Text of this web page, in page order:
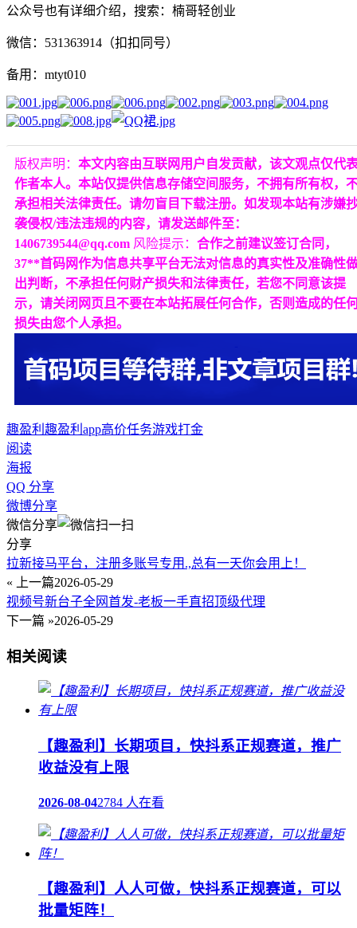
公众号也有详细介绍，搜索：楠哥轻创业
微信：531363914（扣扣同号）
备用：mtyt010
版权声明： 本文内容由互联网用户自发贡献，该文观点仅代
作者本人。本站仅提供信息存储空间服务，不拥有所有权，
承担相关法律责任。请勿盲目下载注册。如发现本站有涉嫌
袭侵权/违法违规的内容，请发送邮件至：
1406739544@qq.com 风险提示： 合作之前建议签订合同，
37**首码网作为信息共享平台无法对信息的真实性及准确性
出判断，不承担任何财产损失和法律责任，若您不同意该提
示，请关闭网页且不要在本站拓展任何合作，否则造成的任
损失由您个人承担。
趣盈利 趣盈利app高价任务游戏打金
阅读
海报
QQ 分享
微博分享
微信分享
分享
拉新接马平台，注册多账号专用.,总有一天你会用上！
« 上一篇2026-05-29
视频号新台子全网首发-老板一手直招顶级代理
下一篇 »2026-05-29
相关阅读
【趣盈利】长期项目，快抖系正规赛道，推广
收益没有上限
2026-08-042784 人在看
【趣盈利】人人可做，快抖系正规赛道，可以
批量矩阵！